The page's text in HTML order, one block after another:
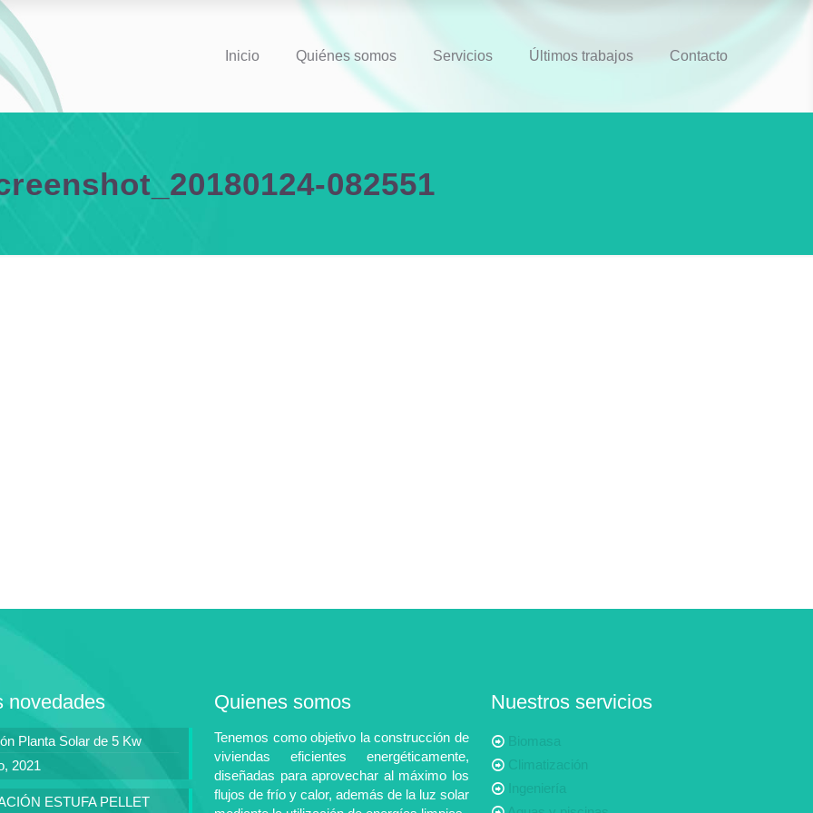
Inicio Quiénes somos Servicios Últimos trabajos Contacto
082551
novedades
Planta Solar de 5 Kw
2021
ESTUFA PELLET
Quienes somos
Tenemos como objetivo la construcción de
viviendas eficientes energéticamente,
diseñadas para aprovechar al máximo los
flujos de frío y calor, además de la luz solar
Nuestros servicios